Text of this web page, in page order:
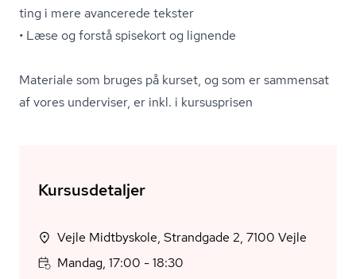
ting i mere avancerede tekster
• Læse og forstå spisekort og lignende
Materiale som bruges på kurset, og som er sammensat
af vores underviser, er inkl. i kursusprisen
Kursusdetaljer
Vejle Midtbyskole, Strandgade 2, 7100 Vejle
Mandag, 17:00 - 18:30